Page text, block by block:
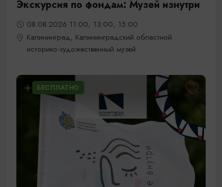
Экскурсия по фондам: Музей изнутри
08.08.2026 11:00, 13:00, 15:00
Калининград, Калининградский областной
историко-художественный музей
БЕСПЛАТНО